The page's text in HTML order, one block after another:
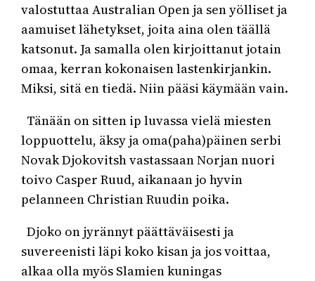
valostuttaa Australian Open ja sen yölliset ja
aamuiset lähetykset, joita aina olen täällä
katsonut. Ja samalla olen kirjoittanut jotain
omaa, kerran kokonaisen lastenkirjankin.
Miksi, sitä en tiedä. Niin pääsi käymään vain.
Tänään on sitten ip luvassa vielä miesten
loppuottelu, äksy ja oma(paha)päinen serbi
Novak Djokovitsh vastassaan Norjan nuori
toivo Casper Ruud, aikanaan jo hyvin
pelanneen Christian Ruudin poika.
Djoko on jyrännyt päättäväisesti ja
suvereenisti läpi koko kisan ja jos voittaa,
alkaa olla myös Slamien kuningas